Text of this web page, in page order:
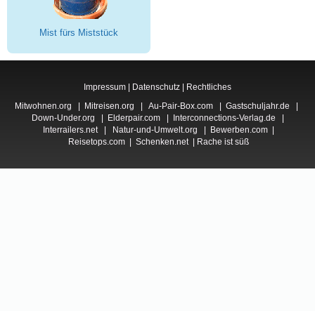
Mist fürs Miststück
Impressum Datenschutz
Rechtliches
Mitwohnen.org | Mitreisen.org | Au-Pair-Box.com | Gastschuljahr.de |
Down-Under.org | Elderpair.com| Interconnections-Verlag.de |
Interrailers.net | Natur-und-Umwelt.org | Bewerben.com |
Reisetops.com | Schenken.net | Rache ist süß